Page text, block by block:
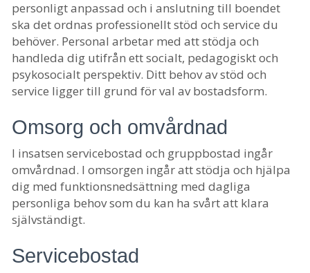
personligt anpassad och i anslutning till boendet
ska det ordnas professionellt stöd och service du
behöver. Personal arbetar med att stödja och
handleda dig utifrån ett socialt, pedagogiskt och
psykosocialt perspektiv. Ditt behov av stöd och
service ligger till grund för val av bostadsform.
Omsorg och omvårdnad
I insatsen servicebostad och gruppbostad ingår
omvårdnad. I omsorgen ingår att stödja och hjälpa
dig med funktionsnedsättning med dagliga
personliga behov som du kan ha svårt att klara
självständigt.
Servicebostad